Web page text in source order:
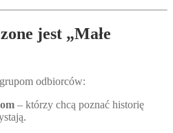
jest „Małe
odbiorców:
– którzy chcą poznać historię